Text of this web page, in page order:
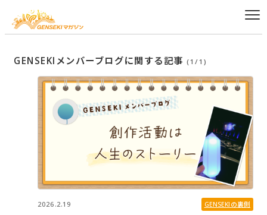
GENSEKIメンバーブログに関する記事(1/1)
2026.2.19 GENSEKIの裏側